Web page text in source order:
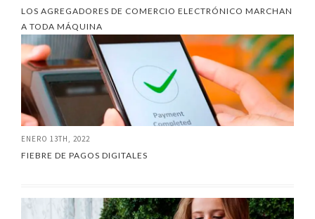
LOS AGREGADORES DE COMERCIO ELECTRÓNICO MARCHAN
A TODA MÁQUINA
ENERO 13TH, 2022
FIEBRE DE PAGOS DIGITALES